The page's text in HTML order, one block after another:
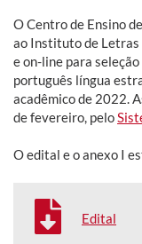
O Centro de Ensino
ao Instituto de Letras
e on-line para
português língua
acadêmico de 2022.
de fevereiro, pelo
O edital e o anexo I
Edital